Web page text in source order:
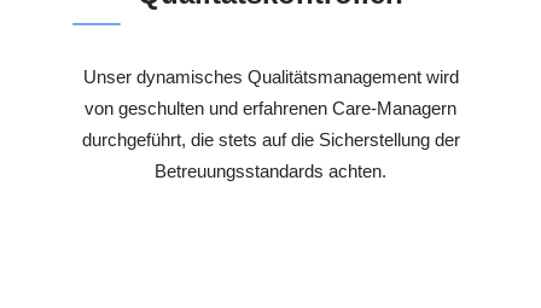
Unser dynamisches Qualitätsmanagement wird
von geschulten und erfahrenen Care-Managern
durchgeführt, die stets auf die Sicherstellung der
Betreuungsstandards achten.